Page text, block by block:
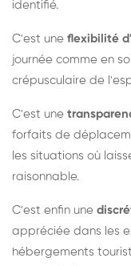
identifié.
C'est une flexibilité
journée comme en
crépusculaire de
C'est une
forfaits de
les situations où
raisonnable.
C'est enfin une
appréciée dans les
hébergements